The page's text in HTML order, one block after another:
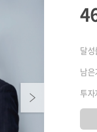
Next
달성
남
투